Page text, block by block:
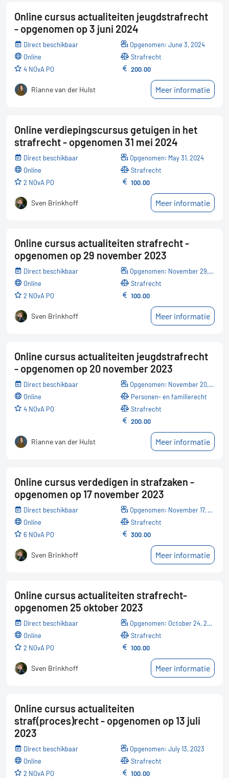
Online cursus actualiteiten jeugdstrafrecht
- opgenomen op 3 juni 2024
Direct beschikbaar
online
4 NOvA PO
Opgenomen: June 3, 2024
Strafrecht
200.00
Rianne van der Hulst Meer informatie
Online verdiepingscursus getuigen in het
strafrecht - opgenomen 31 mei 2024
Direct beschikbaar
online
2 NOvA PO
Opgenomen: May 31, 2024
Strafrecht
100.00
Sven Brinkhoff Meer informatie
Online cursus actualiteiten strafrecht -
opgenomen op 29 november 2023
Direct beschikbaar
online
2 NOvA PO
Opgenomen: November 29, 2023
Strafrecht
100.00
Sven Brinkhoff Meer informatie
Online cursus actualiteiten jeugdstrafrecht
- opgenomen op 20 november 2023
Direct beschikbaar
online
4 NOvA PO
Opgenomen: November 20, 2023
Personen- en familierecht
Strafrecht
200.00
Rianne van der Hulst Meer informatie
Online cursus verdedigen in strafzaken -
opgenomen op 17 november 2023
Direct beschikbaar
online
6 NOvA PO
Opgenomen: November 17, 2023
Strafrecht
300.00
Sven Brinkhoff Meer informatie
Online cursus actualiteiten strafrecht-
opgenomen 25 oktober 2023
Direct beschikbaar
online
2 NOvA PO
Opgenomen: October 24, 2023
Strafrecht
100.00
Sven Brinkhoff Meer informatie
Online cursus actualiteiten
straf(proces)recht - opgenomen op 13 juli
2023
Direct beschikbaar
online
2 NOvA PO
Opgenomen: July 13, 2023
Strafrecht
100.00